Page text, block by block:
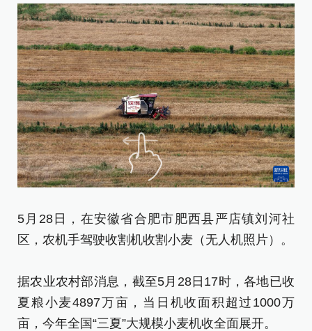
5月28日，在安徽省合肥市肥西县严店镇刘河社
区，农机手驾驶收割机收割小麦（无人机照片）。
据农业农村部消息，截至5月28日17时，各地已收
夏粮小麦4897万亩，当日机收面积超过1000万
亩，今年全国“三夏”大规模小麦机收全面展开。